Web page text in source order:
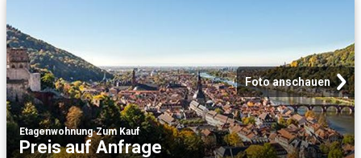
Foto anschauen
Etagenwohnung·Zum Kauf
Preis auf Anfrage